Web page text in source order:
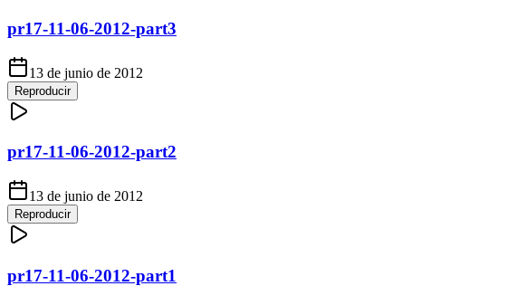
pr17-11-06-2012-part3
13 de junio de 2012
Reproducir
pr17-11-06-2012-part2
13 de junio de 2012
Reproducir
pr17-11-06-2012-part1